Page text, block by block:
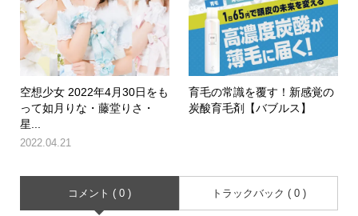
空想少女 2022年4月30日をも
って如月りな・藤堂りさ・
星...
2022.04.21
育毛の常識を覆す！新感覚の
炭酸育毛剤【バブルス】
コメント ( 0 ) トラックバック ( 0 )